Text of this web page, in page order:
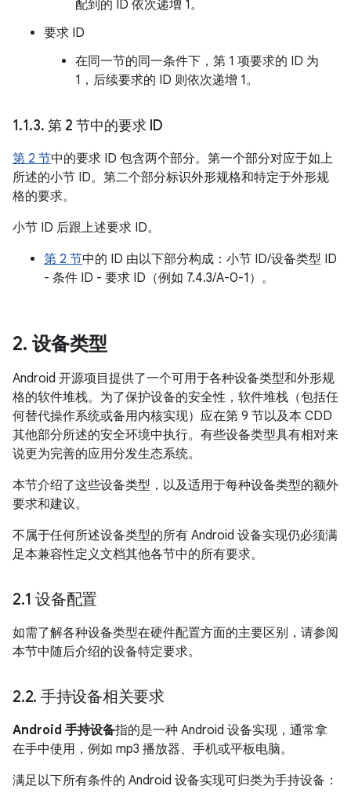
配到的 ID 依次递增 1。
要求 ID
在同一节的同一条件下，第 1 项要求的 ID 为
1，后续要求的 ID 则依次递增 1。
1.1.3. 第 2 节中的要求 ID
第 2 节中的要求 ID 包含两个部分。第一个部分对应于如上
所述的小节 ID。第二个部分标识外形规格和特定于外形规
格的要求。
小节 ID 后跟上述要求 ID。
第 2 节中的 ID 由以下部分构成：小节 ID/设备类型 ID
- 条件 ID - 要求 ID（例如 7.4.3/A-0-1）。
2. 设备类型
Android 开源项目提供了一个可用于各种设备类型和外形规
格的软件堆栈。为了保护设备的安全性，软件堆栈（包括任
何替代操作系统或备用内核实现）应在第 9 节以及本 CDD
其他部分所述的安全环境中执行。有些设备类型具有相对来
说更为完善的应用分发生态系统。
本节介绍了这些设备类型，以及适用于每种设备类型的额外
要求和建议。
不属于任何所述设备类型的所有 Android 设备实现仍必须满
足本兼容性定义文档其他各节中的所有要求。
2.1 设备配置
如需了解各种设备类型在硬件配置方面的主要区别，请参阅
本节中随后介绍的设备特定要求。
2.2. 手持设备相关要求
Android 手持设备指的是一种 Android 设备实现，通常拿
在手中使用，例如 mp3 播放器、手机或平板电脑。
满足以下所有条件的 Android 设备实现可归类为手持设备：